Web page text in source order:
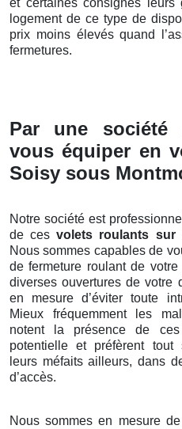
et certaines consignes leurs
logement de ce type de
prix moins élevés quand
fermetures.
Par une société
vous équiper en
Soisy sous
Notre société est
de cesvolets roulants sur
Nous sommes capables de
de fermeture roulant de
diverses ouvertures de votre
en mesure d’éviter toute
Mieux fréquemment les
notent la présence de
potentielle et préfèrent tout
leurs méfaits ailleurs, dans
d’accès.
Nous sommes en mesure